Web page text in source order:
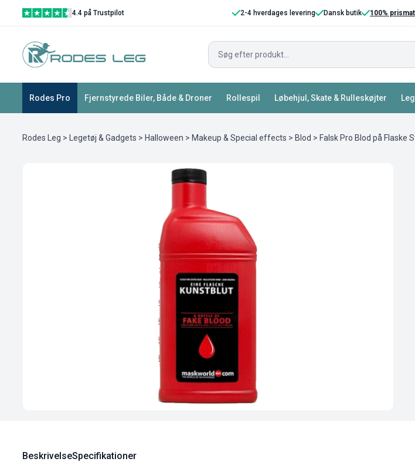
4.4 på Trustpilot 2-4 hverdages levering Dansk butik 100%
Rodes Pro Fjernstyrede Biler, Både & Droner Rollespil Løbehjul, Skate & Rulleskøjter
Rodes Leg > Legetøj & Gadgets > Halloween > Makeup & Special effects > Blod > Falsk Pro Blod på Flaske
BeskrivelseSpecifikationer